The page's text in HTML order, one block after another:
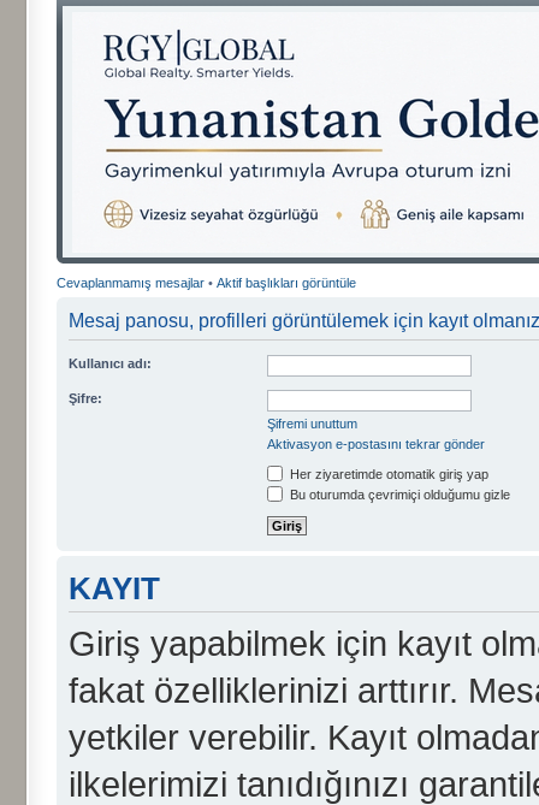
Cevaplanmamış mesajlar • Aktif başlıkları görüntüle
Mesaj panosu, profilleri görüntülemek için kayıt
Kullanıcı adı:
Şifre:
Şifremi unuttum
Aktivasyon e-postasını tekrar gönder
Her ziyaretimde otomatik giriş yap
Bu oturumda çevrimiçi olduğumu gizle
KAYIT
Giriş yapabilmek için kayıt
fakat özelliklerinizi arttırır.
yetkiler verebilir. Kayıt
ilkelerimizi tanıdığınızı